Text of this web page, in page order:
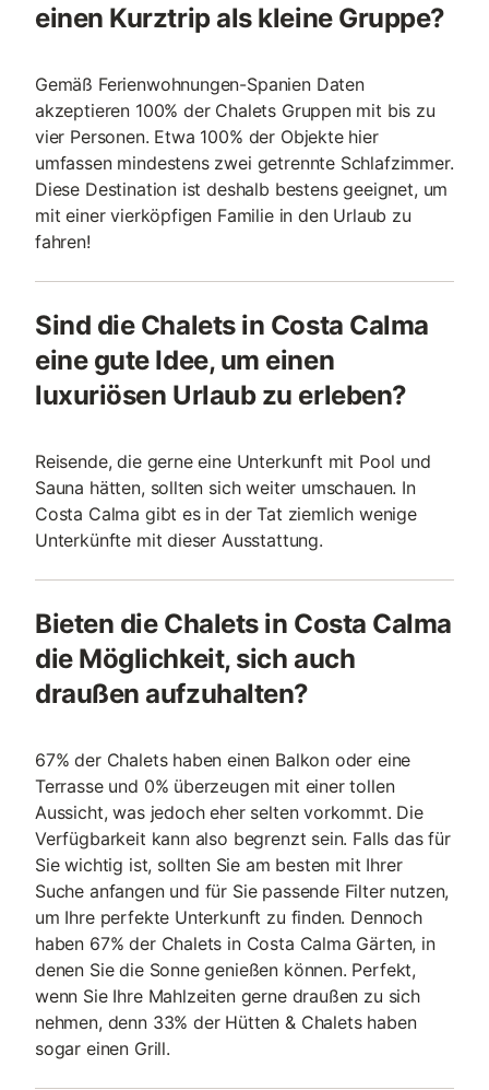
einen Kurztrip als kleine Gruppe?
Gemäß Ferienwohnungen-Spanien Daten
akzeptieren 100% der Chalets Gruppen mit bis zu
vier Personen. Etwa 100% der Objekte hier
umfassen mindestens zwei getrennte Schlafzimmer.
Diese Destination ist deshalb bestens geeignet, um
mit einer vierköpfigen Familie in den Urlaub zu
fahren!
Sind die Chalets in Costa Calma
eine gute Idee, um einen
luxuriösen Urlaub zu erleben?
Reisende, die gerne eine Unterkunft mit Pool und
Sauna hätten, sollten sich weiter umschauen. In
Costa Calma gibt es in der Tat ziemlich wenige
Unterkünfte mit dieser Ausstattung.
Bieten die Chalets in Costa Calma
die Möglichkeit, sich auch
draußen aufzuhalten?
67% der Chalets haben einen Balkon oder eine
Terrasse und 0% überzeugen mit einer tollen
Aussicht, was jedoch eher selten vorkommt. Die
Verfügbarkeit kann also begrenzt sein. Falls das für
Sie wichtig ist, sollten Sie am besten mit Ihrer
Suche anfangen und für Sie passende Filter nutzen,
um Ihre perfekte Unterkunft zu finden. Dennoch
haben 67% der Chalets in Costa Calma Gärten, in
denen Sie die Sonne genießen können. Perfekt,
wenn Sie Ihre Mahlzeiten gerne draußen zu sich
nehmen, denn 33% der Hütten & Chalets haben
sogar einen Grill.